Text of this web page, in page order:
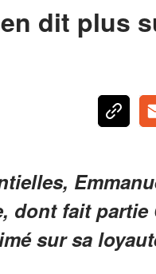
dit plus
fait partie
sur sa